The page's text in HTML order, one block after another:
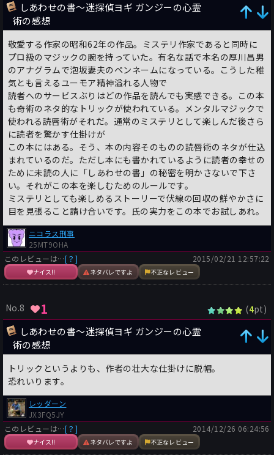
しあわせの書〜迷探偵ヨギ ガンジーの心霊
術の感想
敬愛する作家の昭和62年の作品。ミステリ作家であると同時に
プロ級のマジックの腕を持っていた。有名な話で本名の厚川昌男
のアナグラムで泡坂妻夫のペンネームになっている。こうした稚
気とも言えるユーモア精神溢れる人物で
読者へのサービスぶりはどの作品を読んでも実感できる。この本
も奇術のネタ的なトリックが使われている。メンタルマジックで
使われる読唇術がそれだ。通常のミステリとして楽しんだ後さら
に読者を驚かす仕掛けが
この本にはある。そう、本の内容そのものの読唇術のネタが仕込
まれているのだ。ただし本にも書かれているように読者の幸せの
ために未読の人に「しあわせの書」の秘密を明かさないで下さ
い。それがこの本を楽しむためのルールです。
ミステリとしても楽しめるストーリーで伏線の回収の鮮やかさに
目を見張ること請け合いです。氏の実力をこの本でお試しあれ。
ニコラス刑事
25MT9OHA
このレビューは…[？]
ナイス!! ネタバレですよ 不正なレビュー
2015/02/21 12:57:22
No.8 1 (4pt)
しあわせの書〜迷探偵ヨギ ガンジーの心霊
術の感想
トリックというよりも、作者の壮大な仕掛けに脱帽。
恐れいります。
レッダーン
JX3FQ5JY
このレビューは…[？]
ナイス!! ネタバレですよ 不正なレビュー
2014/12/26 06:24:56